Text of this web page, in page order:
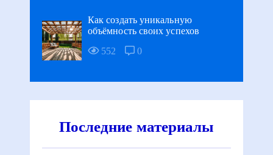
Как создать уникальную
объёмность своих успехов
552
0
Последние материалы